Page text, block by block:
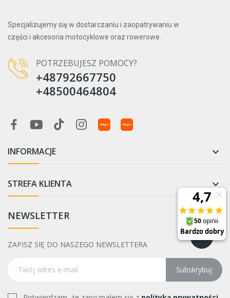
Specjalizujemy się w dostarczaniu i zaopatrywaniu w
części i akcesoria motocyklowe oraz rowerowe.
POTRZEBUJESZ POMOCY?
+48792667750
+48500464804
INFORMACJE 
STREFA KLIENTA 
NEWSLETTER
ZAPISZ SIĘ DO NASZEGO NEWSLETTERA
Subskrybuj